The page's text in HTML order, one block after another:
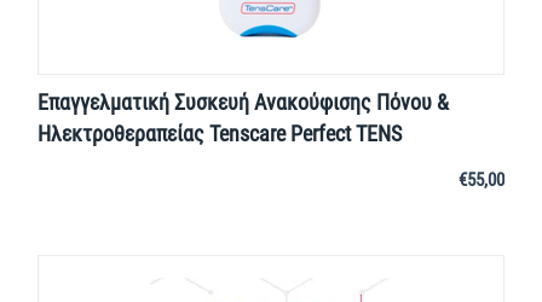
Επαγγελματική Συσκευή Ανακούφισης Πόνου &
Ηλεκτροθεραπείας Tenscare Perfect TENS
€55,00